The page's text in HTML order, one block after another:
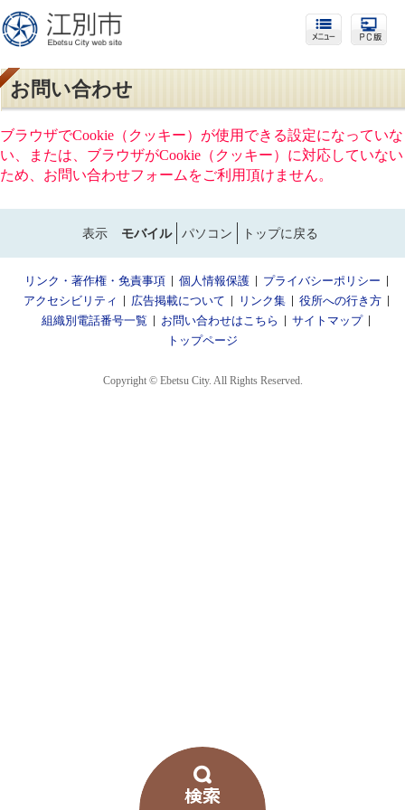
お問い合わせ
ブラウザでCookie（クッキー）が使用できる設定になっていな
い、または、ブラウザがCookie（クッキー）に対応していない
ため、お問い合わせフォームをご利用頂けません。
表示 モバイル パソコン トップに戻る
リンク・著作権・免責事項 個人情報保護
プライバシーポリシー
アクセシビリティ
広告掲載について リンク集
役所への行き方
組織別電話番号一覧
お問い合わせはこちら
サイトマップ
トップページ
Copyright © Ebetsu City. All Rights Reserved.